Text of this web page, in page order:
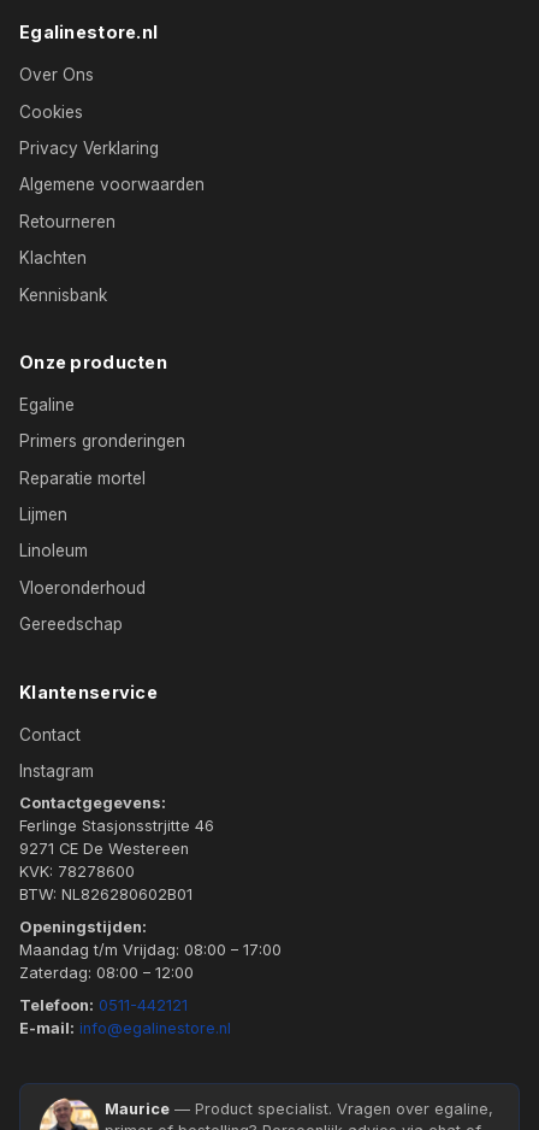
Egalinestore.nl
Over Ons
Cookies
Privacy Verklaring
Algemene voorwaarden
Retourneren
Klachten
Kennisbank
Onze producten
Egaline
Primers gronderingen
Reparatie mortel
Lijmen
Linoleum
Vloeronderhoud
Gereedschap
Klantenservice
Contact
Instagram
Contactgegevens:
Ferlinge Stasjonsstrjitte 46
9271 CE De Westereen
KVK: 78278600
BTW: NL826280602B01
Openingstijden:
Maandag t/m Vrijdag: 08:00 – 17:00
Zaterdag: 08:00 – 12:00
Telefoon: 0511-442121
E-mail: info@egalinestore.nl
Maurice— Product specialist. Vragen over egaline,